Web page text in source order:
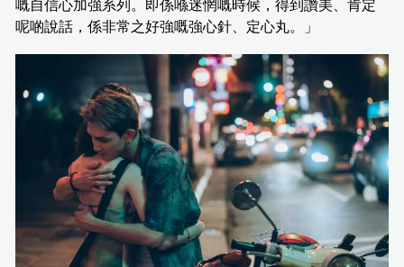
嘅自信心加強系列。即係喺迷惘嘅時候，得到讚美、肯定
呢啲說話，係非常之好強嘅強心針、定心丸。」